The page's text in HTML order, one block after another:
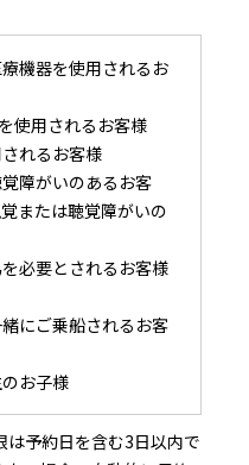
機器を使用されるお
使用されるお客様
れるお客様
障がいのあるお客
または聴覚障がいの
必要とされるお客様
にご乗船されるお客
お子様
予約日を含む3日以内で